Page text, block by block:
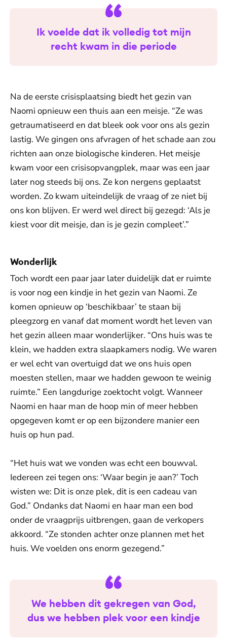
Ik voelde dat ik volledig tot mijn
recht kwam in die periode
Na de eerste crisisplaatsing biedt het gezin van
Naomi opnieuw een thuis aan een meisje. “Ze was
getraumatiseerd en dat bleek ook voor ons als gezin
lastig. We gingen ons afvragen of het schade aan zou
richten aan onze biologische kinderen. Het meisje
kwam voor een crisisopvangplek, maar was een jaar
later nog steeds bij ons. Ze kon nergens geplaatst
worden. Zo kwam uiteindelijk de vraag of ze niet bij
ons kon blijven. Er werd wel direct bij gezegd: ‘Als je
kiest voor dit meisje, dan is je gezin compleet’.”
Wonderlijk
Toch wordt een paar jaar later duidelijk dat er ruimte
is voor nog een kindje in het gezin van Naomi. Ze
komen opnieuw op ‘beschikbaar’ te staan bij
pleegzorg en vanaf dat moment wordt het leven van
het gezin alleen maar wonderlijker. “Ons huis was te
klein, we hadden extra slaapkamers nodig. We waren
er wel echt van overtuigd dat we ons huis open
moesten stellen, maar we hadden gewoon te weinig
ruimte.” Een langdurige zoektocht volgt. Wanneer
Naomi en haar man de hoop min of meer hebben
opgegeven komt er op een bijzondere manier een
huis op hun pad.
“Het huis wat we vonden was echt een bouwval.
Iedereen zei tegen ons: ‘Waar begin je aan?’ Toch
wisten we: Dit is onze plek, dit is een cadeau van
God.” Ondanks dat Naomi en haar man een bod
onder de vraagprijs uitbrengen, gaan de verkopers
akkoord. “Ze stonden achter onze plannen met het
huis. We voelden ons enorm gezegend.”
We hebben dit gekregen van God,
dus we hebben plek voor een kindje